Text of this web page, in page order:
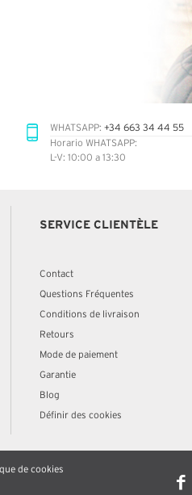
WHATSAPP: +34 663 34 44 55
Horario WHATSAPP:
L-V: 10:00 a 13:30
SERVICE CLIENTÈLE
Contact
Questions Fréquentes
Conditions de livraison
Retours
Mode de paiement
Garantie
Blog
Définir des cookies
de cookies